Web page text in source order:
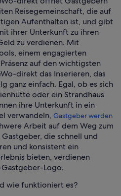
Reisegemeinschaft, die auf
Aufenthalten ist, und gibt
ihrer Unterkunft zu ihren
zu verdienen. Mit
einem engagierten
auf den wichtigsten
direkt das Inserieren, das
ganz einfach. Egal, ob es sich
oder ein Strandhaus
ihre Unterkunft in ein
verwandeln, Gastgeber werden
Arbeit auf dem Weg zum
die schnell und
und konsistent ein
bieten, verdienen
Logo.
wie funktioniert es?